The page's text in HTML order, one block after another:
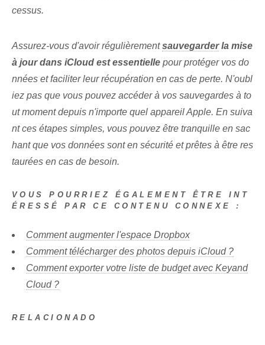
cessus.
Assurez-vous d'avoir régulièrementsauvegarderla mise
à jour dans iCloud est essentielle pour protéger vos do
nnées et faciliter leur récupération⁢ en cas de perte. N'oubl
iez pas que vous pouvez accéder à vos sauvegardes à to
ut moment depuis n'importe quel appareil Apple. En suiva
nt ces étapes simples, vous pouvez être tranquille en sac
hant que vos données sont en sécurité et prêtes à être res
taurées en cas de besoin.
VOUS POURRIEZ ÉGALEMENT ÊTRE INT
ÉRESSÉ PAR CE CONTENU CONNEXE :
Comment augmenter l'espace Dropbox
Comment télécharger des photos depuis iCloud ?
Comment exporter votre liste de budget avec Keyand
Cloud ?
RELACIONADO